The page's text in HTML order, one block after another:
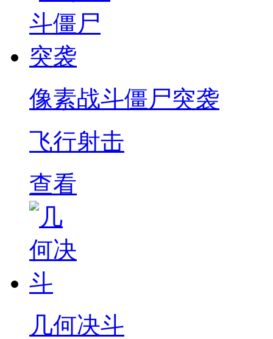
像素战斗僵尸突袭
飞行射击
查看
几何决斗